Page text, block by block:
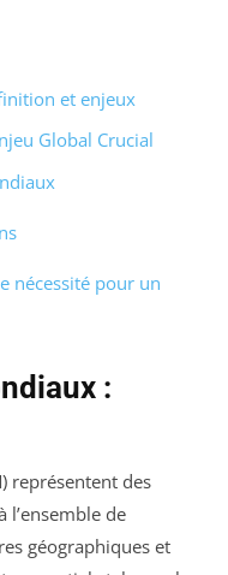
et enjeux
Global Crucial
nécessité pour un
:
représentent des
l’ensemble de
géographiques et